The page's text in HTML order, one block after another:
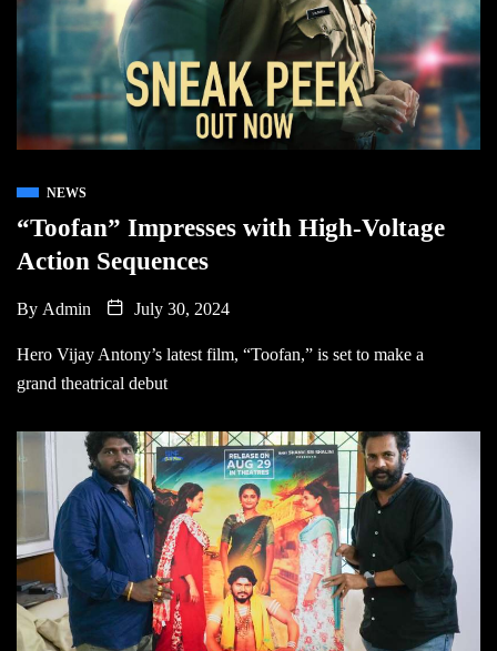
NEWS
“Toofan” Impresses with High-Voltage
Action Sequences
By Admin July 30, 2024
Hero Vijay Antony’s latest film, “Toofan,” is set to make a
grand theatrical debut